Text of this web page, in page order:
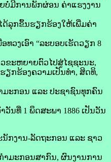
ບໍ່ມີການພັກຜ່ອນ ຄ່າແຮງງານ
ດ້ລຸກຂຶ້ນຮຽກຮ້ອງໃຫ້ເພີ່ມຄ່າ
ວງເອົາ “ລະບອບເຮັດວຽກ 8
ວຂະຫຍາຍຕົວໄປສູ່ໄຊຊະນະ,
ກຮ້ອງຄວາມເປັນທຳ, ສິດທິ,
ມະກອນ ແລະ ປະຊາຊົນທຸກຄົນ
ນທີ່ 1 ພຶດສະພາ 1886 ເປັນວັນ
ກງານ-ລັດຖະກອນ ແລະ ຊາວ
ຳມະກອນສາກົນ, ຜົນງານການ